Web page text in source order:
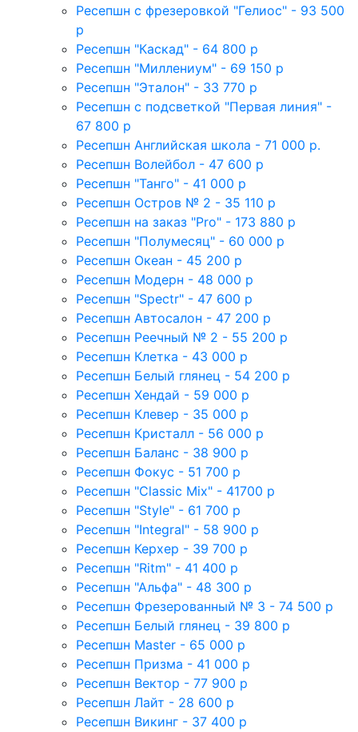
Ресепшн с фрезеровкой "Гелиос" - 93 500
р
Ресепшн "Каскад" - 64 800 р
Ресепшн "Миллениум" - 69 150 р
Ресепшн "Эталон" - 33 770 р
Ресепшн с подсветкой "Первая линия" -
67 800 р
Ресепшн Английская школа - 71 000 р.
Ресепшн Волейбол - 47 600 р
Ресепшн "Танго" - 41 000 р
Ресепшн Остров № 2 - 35 110 р
Ресепшн на заказ "Pro" - 173 880 р
Ресепшн "Полумесяц" - 60 000 р
Ресепшн Океан - 45 200 р
Ресепшн Модерн - 48 000 р
Ресепшн "Spectr" - 47 600 р
Ресепшн Автосалон - 47 200 р
Ресепшн Реечный № 2 - 55 200 р
Ресепшн Клетка - 43 000 р
Ресепшн Белый глянец - 54 200 р
Ресепшн Хендай - 59 000 р
Ресепшн Клевер - 35 000 р
Ресепшн Кристалл - 56 000 р
Ресепшн Баланс - 38 900 р
Ресепшн Фокус - 51 700 р
Ресепшн "Classic Mix" - 41700 р
Ресепшн "Style" - 61 700 р
Ресепшн "Integral" - 58 900 р
Ресепшн Керхер - 39 700 р
Ресепшн "Ritm" - 41 400 р
Ресепшн "Альфа" - 48 300 р
Ресепшн Фрезерованный № 3 - 74 500 р
Ресепшн Белый глянец - 39 800 р
Ресепшн Master - 65 000 р
Ресепшн Призма - 41 000 р
Ресепшн Вектор - 77 900 р
Ресепшн Лайт - 28 600 р
Ресепшн Викинг - 37 400 р